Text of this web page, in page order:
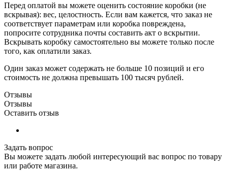
Перед оплатой вы можете оценить состояние коробки (не
вскрывая): вес, целостность. Если вам кажется, что заказ не
соответствует параметрам или коробка повреждена,
попросите сотрудника почты составить акт о вскрытии.
Вскрывать коробку самостоятельно вы можете только после
того, как оплатили заказ.
Один заказ может содержать не больше 10 позиций и его
стоимость не должна превышать 100 тысяч рублей.
Отзывы
Отзывы
Оставить отзыв
Задать вопрос
Вы можете задать любой интересующий вас вопрос по товару
или работе магазина.